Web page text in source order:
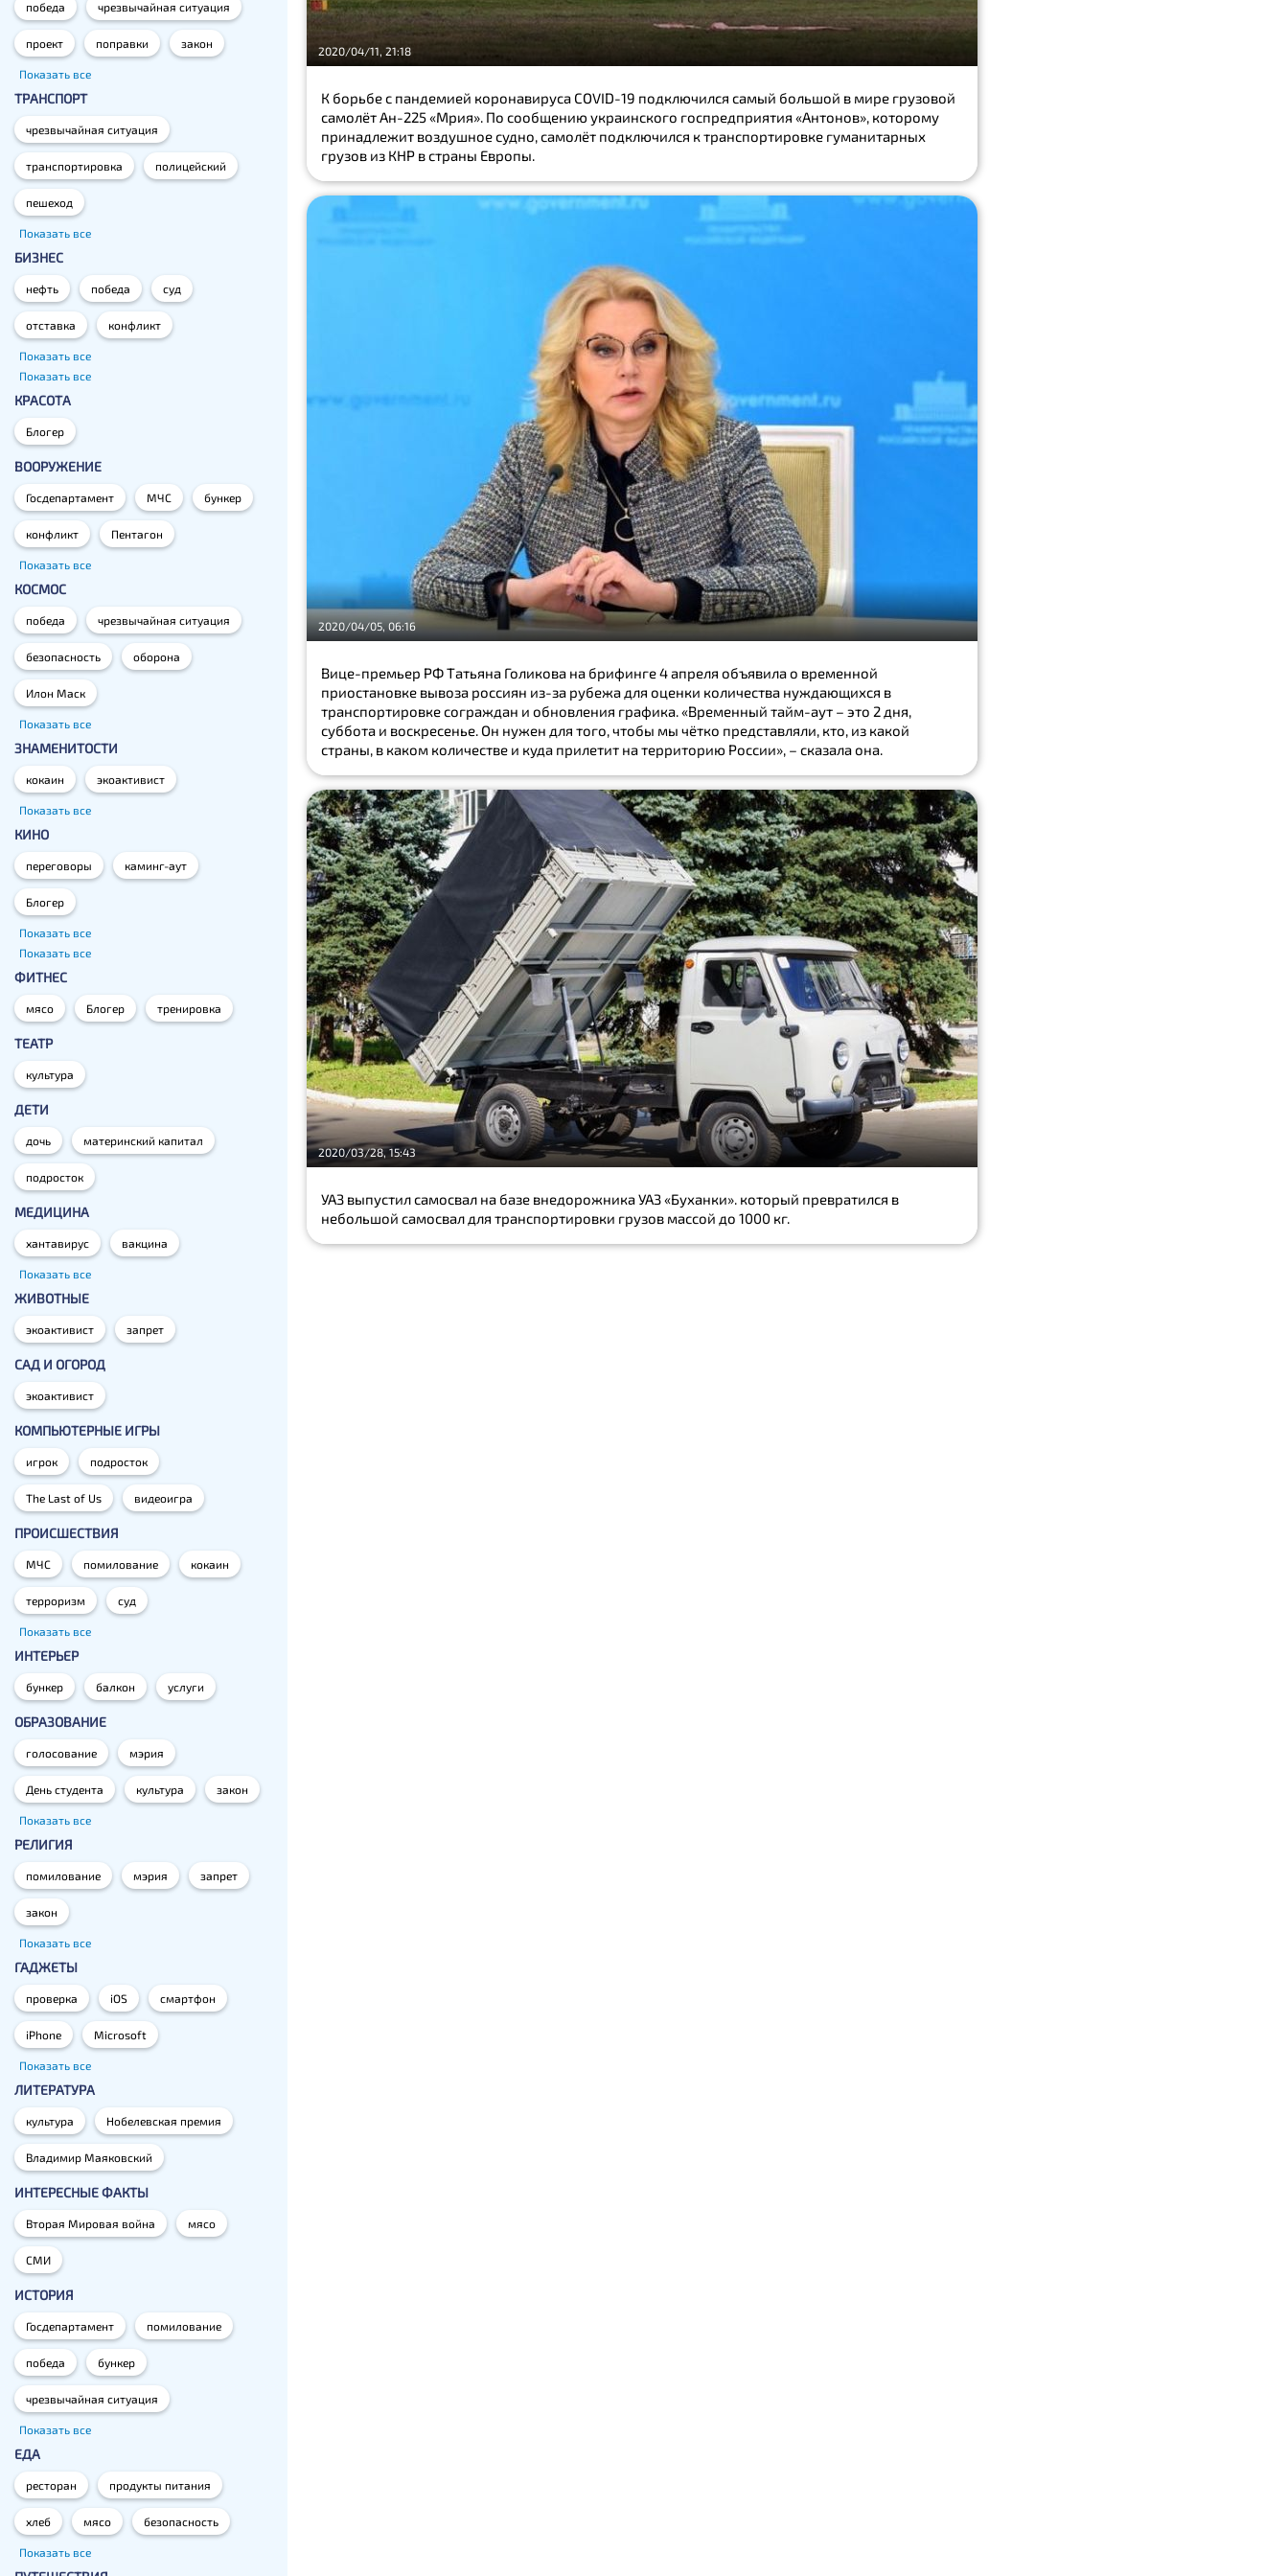
победа чрезвычайная ситуация
проект поправки закон
Показать все
ТРАНСПОРТ
чрезвычайная ситуация
транспортировка полицейский
пешеход
Показать все
БИЗНЕС
нефть победа суд
отставка конфликт
Показать все
Показать все
КРАСОТА
Блогер
ВООРУЖЕНИЕ
Госдепартамент МЧС бункер
конфликт Пентагон
Показать все
КОСМОС
победа чрезвычайная ситуация
безопасность оборона
Илон Маск
Показать все
ЗНАМЕНИТОСТИ
кокаин экоактивист
Показать все
КИНО
переговоры каминг-аут
Блогер
Показать все
Показать все
ФИТНЕС
мясо Блогер тренировка
ТЕАТР
культура
ДЕТИ
дочь материнский капитал
подросток
МЕДИЦИНА
хантавирус вакцина
Показать все
ЖИВОТНЫЕ
экоактивист запрет
САД И ОГОРОД
экоактивист
КОМПЬЮТЕРНЫЕ ИГРЫ
игрок подросток
The Last of Us видеоигра
ПРОИСШЕСТВИЯ
МЧС помилование кокаин
терроризм суд
Показать все
ИНТЕРЬЕР
бункер балкон услуги
ОБРАЗОВАНИЕ
голосование мэрия
День студента культура закон
Показать все
РЕЛИГИЯ
помилование мэрия запрет
закон
Показать все
ГАДЖЕТЫ
проверка iOS смартфон
iPhone Microsoft
Показать все
ЛИТЕРАТУРА
культура Нобелевская премия
Владимир Маяковский
ИНТЕРЕСНЫЕ ФАКТЫ
Вторая Мировая война мясо
СМИ
ИСТОРИЯ
Госдепартамент помилование
победа бункер
чрезвычайная ситуация
Показать все
ЕДА
ресторан продукты питания
хлеб мясо безопасность
Показать все
2020/04/11, 21:18
К борьбе с пандемией коронавируса COVID-19 подключился самый большой в мире грузовой
самолёт Ан-225 «Мрия». По сообщению украинского госпредприятия «Антонов», которому
принадлежит воздушное судно, самолёт подключился к транспортировке гуманитарных
грузов из КНР в страны Европы.
2020/04/05, 06:16
Вице-премьер РФ Татьяна Голикова на брифинге 4 апреля объявила о временной
приостановке вывоза россиян из-за рубежа для оценки количества нуждающихся в
транспортировке сограждан и обновления графика. «Временный тайм-аут – это 2 дня,
суббота и воскресенье. Он нужен для того, чтобы мы чётко представляли, кто, из какой
страны, в каком количестве и куда прилетит на территорию России», – сказала она.
2020/03/28, 15:43
УАЗ выпустил самосвал на базе внедорожника УАЗ «Буханки». который превратился в
небольшой самосвал для транспортировки грузов массой до 1000 кг.